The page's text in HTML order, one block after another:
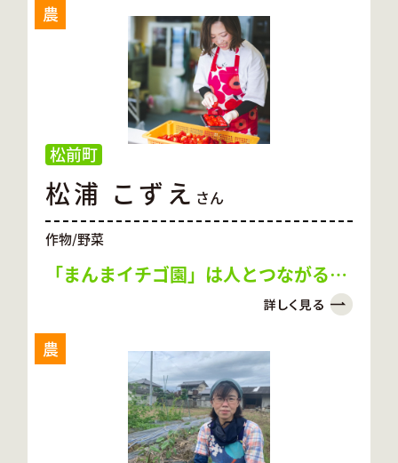
農
松前町
松浦 こずえ さん
作物/野菜
「まんまイチゴ園」は人とつながる場
所。おいしいイチゴと癒しを届けま
農